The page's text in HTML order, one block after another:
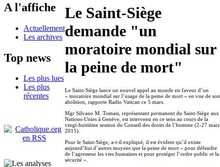
A l'affiche
Actuellement
Les archives
Top news
Les plus lues
Les plus
récentes
Le Saint-Siège
demande "un
moratoire mondial sur
la peine de mort"
Le Saint-Siège lance un nouvel appel au monde en faveur d’un
« moratoire mondial sur l’usage de la peine de mort » en vue de son
abolition, rapporte Radio Vatican ce 5 mars.
Mgr Silvano M. Tomasi, représentant permanent du Saint-Siège aux
Nations-Unies à Genève, est intervenu en ce sens au cours de la
vingt-huitième session du Conseil des droits de l’homme (2-27 mars
2015).
Pour le Saint-Siège, a-t-il expliqué, il est évident qu’il existe
aujourd’hui d’autres moyens que la peine de mort « pour défendre
de l’agresseur les vies humaines et pour protéger l’ordre public et la
sécurité ».